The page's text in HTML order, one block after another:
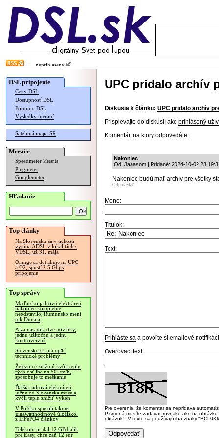
neprihlásený
DSL pripojenie
Ceny DSL
Dostupnosť DSL
Fórum o DSL
Výsledky meraní
Satelitná mapa SR
Merače
Speedmeter Merania
Pingmeter
Googlemeter
Hľadanie
Top články
Na Slovensku sa v tichosti
vypína ADSL v lokalitách s
VDSL, už 31. mája
Orange sa doťahuje na UPC
a O2, spustí 2.5 Gbps
pripojenie
Top správy
Maďarsko jadrovú elektráreň
nakoniec kompletne
neodstavilo, Rumunsko mení
tok Dunaja
Alza nasadila dve novinky,
jednu užitočnú a jednu
kontroverznú
Slovensko.sk má opäť
technické problémy
Železnice znižujú kvôli teplu
rýchlosť iba na 50 km/h,
spôsobuje to meškanie
Ďalšia jadrová elektráreň
južne od Slovenska musela
kvôli teplu znížiť výkon
V Poľsku spustili takmer
gigawatthodinové úložisko,
z LiFePO4 článkov
Telekom pridal 12 GB balík
pre Easy, chce zaň 12 eur
UPC pridalo archív
Diskusia k článku: UPC pridalo archív
Prispievajte do diskusií ako prihlásený
Komentár, na ktorý odpovedáte:
Nakoniec
Od: Jaaasom | Pridané: 2024-10-02
Nakoniec budú mať archív pre všetky
Odpovedať
Meno:
Titulok:
Text:
Prihláste sa a povoľte si emailové
Overovací text:
Pre overenie, že komentár sa nepridáva
Písmená musíte zadávať rovnako ako na
obrázok". V texte sa používajú iba znaky